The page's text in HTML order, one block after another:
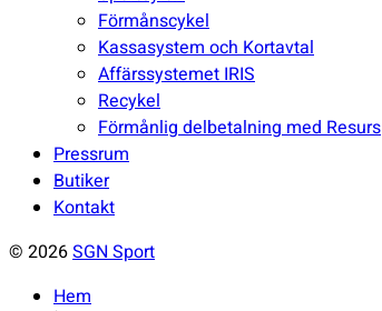
Förmånscykel
Kassasystem och Kortavtal
Affärssystemet IRIS
Recykel
Förmånlig delbetalning med Resurs
Pressrum
Butiker
Kontakt
© 2026SGN Sport
Hem